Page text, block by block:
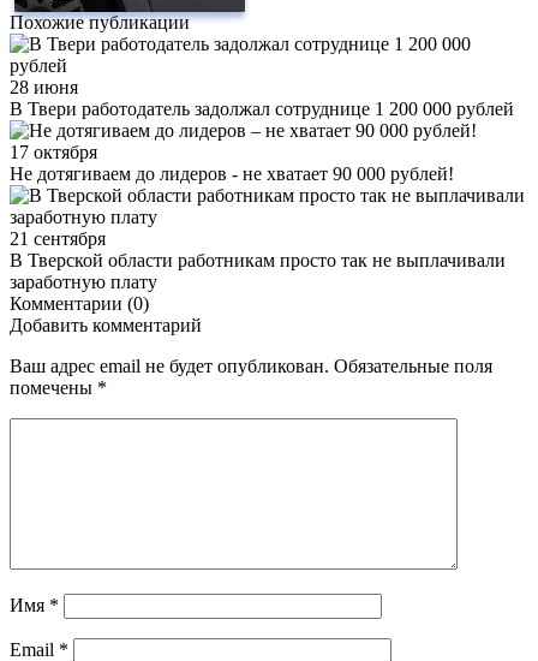
Похожие публикации
28 июня
В Твери работодатель задолжал сотруднице 1 200 000 рублей
17 октября
Не дотягиваем до лидеров - не хватает 90 000 рублей!
21 сентября
В Тверской области работникам просто так не выплачивали
заработную плату
Комментарии (0)
Добавить комментарий
Ваш адрес email не будет опубликован. Обязательные поля
помечены *
Имя *
Email *